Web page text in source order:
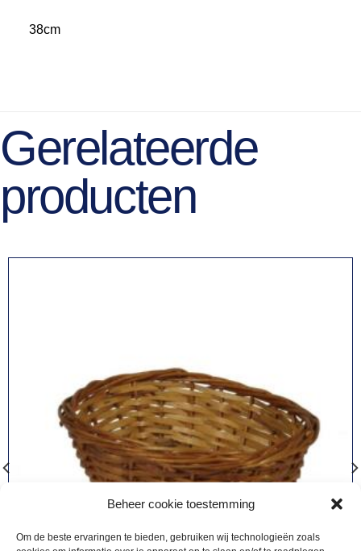
Beheer cookie toestemming
Om de beste ervaringen te bieden, gebruiken wij technologieën zoals
38cm
Gerelateerde
producten